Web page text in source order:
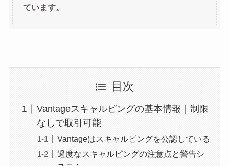
ています。
目次
Vantageスキャルピングの基本情報｜制限
なしで取引可能
Vantageはスキャルピングを公認している
過度なスキャルピングの注意点と警告シ